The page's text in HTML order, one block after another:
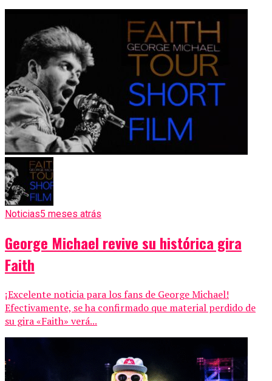
Noticias5 meses atrás
George Michael revive su histórica gira
Faith
¡Excelente noticia para los fans de George Michael!
Efectivamente, se ha confirmado que material perdido de
su gira «Faith» verá...